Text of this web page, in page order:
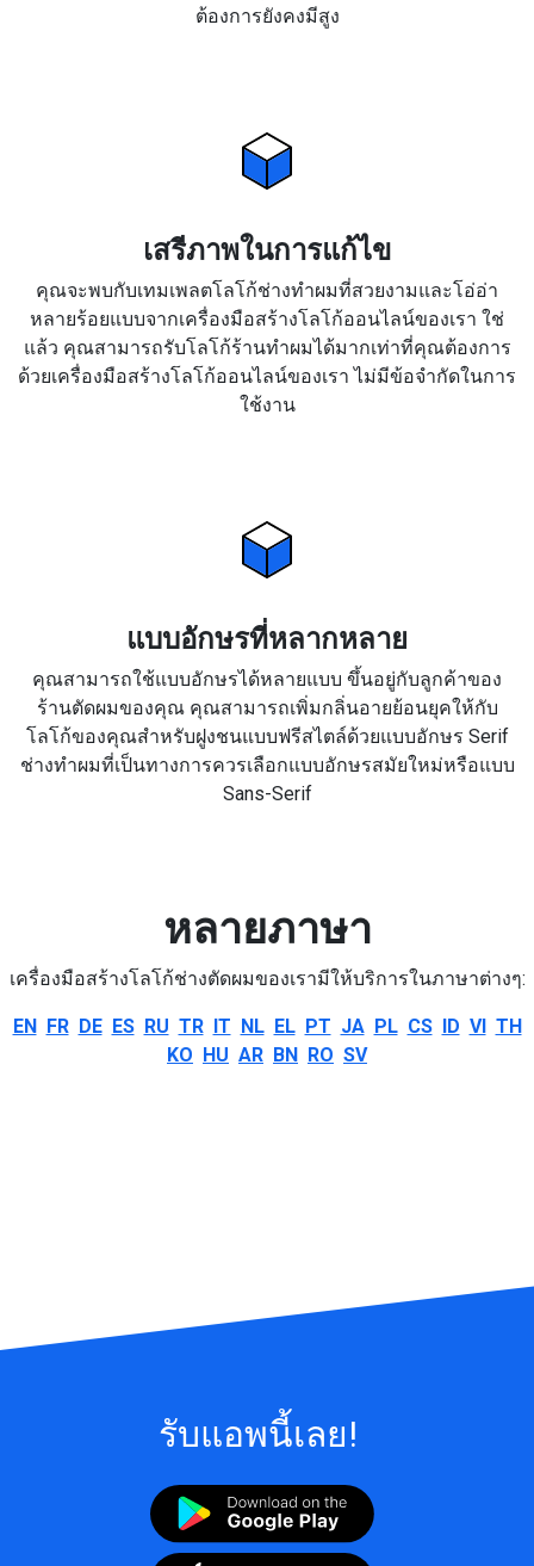
ต้องการยังคงมีสูง
เสรีภาพในการแก้ไข
คุณจะพบกับเทมเพลตโลโก้ช่างทำผมที่สวยงามและโอ่อ่า
หลายร้อยแบบจากเครื่องมือสร้างโลโก้ออนไลน์ของเรา ใช่
แล้ว คุณสามารถรับโลโก้ร้านทำผมได้มากเท่าที่คุณต้องการ
ด้วยเครื่องมือสร้างโลโก้ออนไลน์ของเรา ไม่มีข้อจำกัดในการ
ใช้งาน
แบบอักษรที่หลากหลาย
คุณสามารถใช้แบบอักษรได้หลายแบบ ขึ้นอยู่กับลูกค้าของ
ร้านตัดผมของคุณ คุณสามารถเพิ่มกลิ่นอายย้อนยุคให้กับ
โลโก้ของคุณสำหรับฝูงชนแบบฟรีสไตล์ด้วยแบบอักษร Serif
ช่างทำผมที่เป็นทางการควรเลือกแบบอักษรสมัยใหม่หรือแบบ
Sans-Serif
หลายภาษา
เครื่องมือสร้างโลโก้ช่างตัดผมของเรามีให้บริการในภาษาต่างๆ:
EN FR DE ES RU TR IT NL EL PT JA PL CS ID VI TH
KO HU AR BN RO SV
รับแอพนี้เลย!